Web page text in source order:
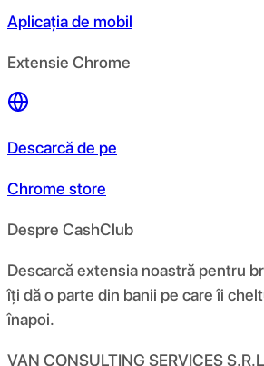
Aplicația de mobil
Extensie Chrome
Descarcă de pe
Chrome store
Despre CashClub
Descarcă extensia noastră pentru
îți dă o parte din banii pe care îi
înapoi.
VAN CONSULTING SERVICES